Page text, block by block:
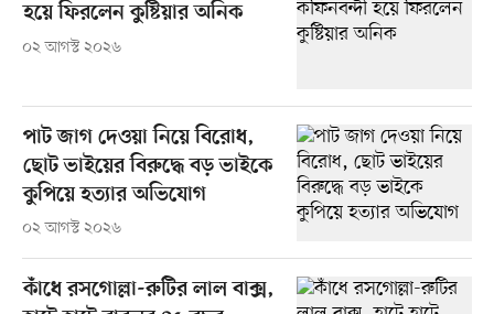
হয়ে ফিরলেন কুষ্টিয়ার অনিক
০২ আগস্ট ২০২৬
পাট জাগ দেওয়া নিয়ে বিরোধ,
ছোট ভাইয়ের বিরুদ্ধে বড় ভাইকে
কুপিয়ে হত্যার অভিযোগ
০২ আগস্ট ২০২৬
কাঁধে রসগোল্লা-রুটির লাল বাক্স,